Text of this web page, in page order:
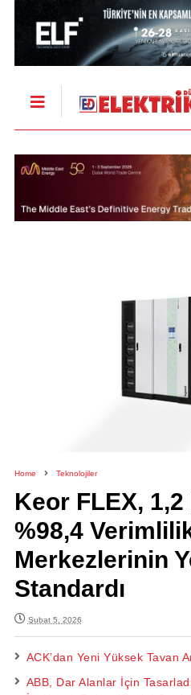
Home Teknolojiler
Keor FLEX,
%98,4
Merkezlerinin
Standardı
Şubat 5, 2026
ACK’dan Yeni Yüksek Tavan
ABB, Dar Alanlar İçin